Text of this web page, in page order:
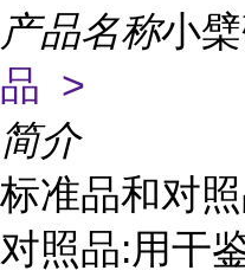
产品名称小
品 >
简介
标准品和对
对照品:用干